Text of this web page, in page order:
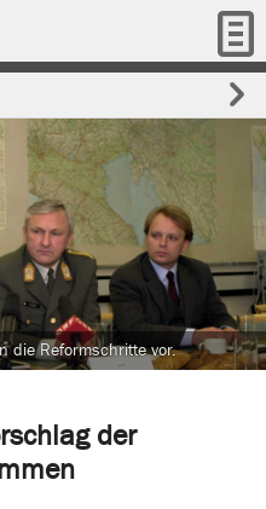
der
die Reformschritte vor.